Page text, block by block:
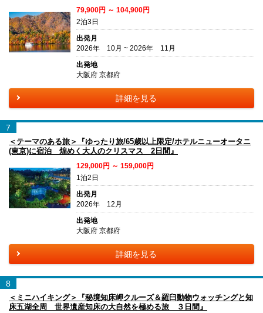
79,900円 ～ 104,900円
2泊3日
出発月
2026年 10月 ~ 2026年 11月
出発地
大阪府 京都府
詳細を見る
7
＜テーマのある旅＞『ゆったり旅/65歳以上限定/ホテルニューオータニ
(東京)に宿泊 煌めく大人のクリスマス 2日間』
129,000円 ～ 159,000円
1泊2日
出発月
2026年 12月
出発地
大阪府 京都府
詳細を見る
8
＜ミニハイキング＞『秘境知床岬クルーズ＆羅臼動物ウォッチングと知
床五湖全周 世界遺産知床の大自然を極める旅 ３日間』